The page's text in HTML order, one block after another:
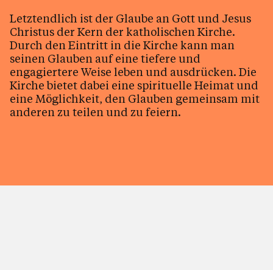
Letztendlich ist der Glaube an Gott und Jesus
Christus der Kern der katholischen Kirche.
Durch den Eintritt in die Kirche kann man
seinen Glauben auf eine tiefere und
engagiertere Weise leben und ausdrücken. Die
Kirche bietet dabei eine spirituelle Heimat und
eine Möglichkeit, den Glauben gemeinsam mit
anderen zu teilen und zu feiern.